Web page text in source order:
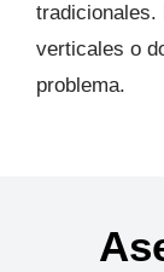
tradicionales.
verticales o
problema.